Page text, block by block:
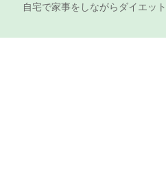
自宅で家事をしながらダイエット